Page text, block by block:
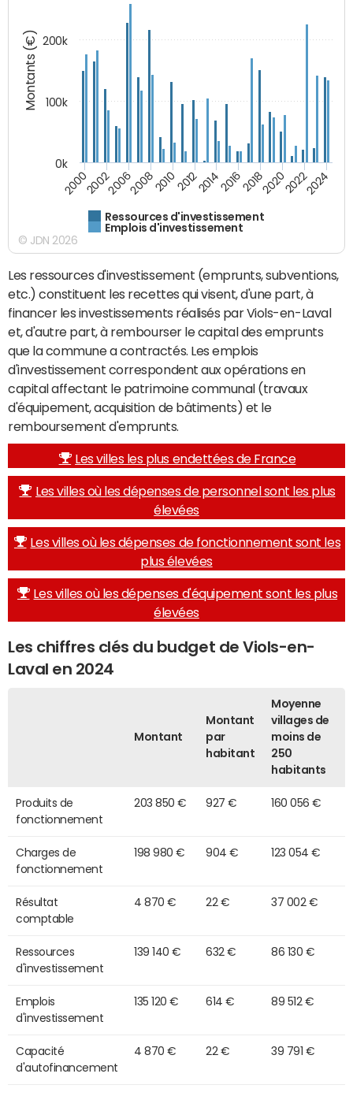
Montants (€)
Ressources d'investissement
Emplois d'investissement
200020022006200820102012201420162018202020222024
0k
100k
200k
© JDN 2026
Les ressources d'investissement (emprunts, subventions,
etc.) constituent les recettes qui visent, d'une part, à
financer les investissements réalisés par Viols-en-Laval
et, d'autre part, à rembourser le capital des emprunts
que la commune a contractés. Les emplois
d'investissement correspondent aux opérations en
capital affectant le patrimoine communal (travaux
d'équipement, acquisition de bâtiments) et le
remboursement d'emprunts.
Les villes les plus endettées de France
Les villes où les dépenses de personnel sont les plus
élevées
Les villes où les dépenses de fonctionnement sont les
plus élevées
Les villes où les dépenses d'équipement sont les plus
élevées
Les chiffres clés du budget de Viols-en-
Laval en 2024
Montant
Montant
par
habitant
Moyenne
villages de
moins de
250
habitants
Produits de
fonctionnement
203 850 € 927 € 160 056 €
Charges de
fonctionnement
198 980 € 904 € 123 054 €
Résultat
comptable
4 870 € 22 € 37 002 €
Ressources
d'investissement
139 140 € 632 € 86 130 €
Emplois
d'investissement
135 120 € 614 € 89 512 €
Capacité
d'autofinancement
4 870 € 22 € 39 791 €